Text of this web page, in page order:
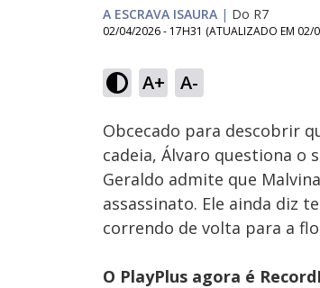
A ESCRAVA ISAURA | Do R7
02/04/2026 - 17H31 (ATUALIZADO EM 02/
A+ A-
Ativar
Som
Obcecado para descobrir
cadeia, Álvaro questiona o
Geraldo admite que
assassinato. Ele ainda diz
correndo de volta para a
O PlayPlus agora é